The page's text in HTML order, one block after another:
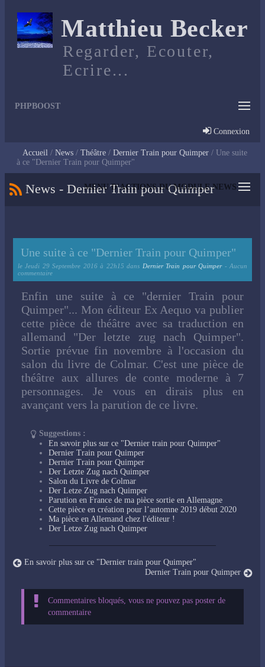
Matthieu Becker
Regarder, Ecouter,
Ecrire...
PHPBOOST
Connexion
Accueil News Théâtre Dernier Train pour Quimper
Une suite
à ce "Dernier Train pour Quimper"
MENU D'ACTIONS DU MODULE NEWS
News - Dernier Train pour Quimper
Une suite à ce "Dernier Train pour Quimper"
leJeudi 29 Septembre 2016 à 22h15 dans Dernier Train pour Quimper- Aucun
commentaire
Enfin une suite à ce "dernier Train pour
Quimper"... Mon éditeur Ex Aequo va publier
cette pièce de théâtre avec sa traduction en
allemand "Der letzte zug nach Quimper".
Sortie prévue fin novembre à l'occasion du
salon du livre de Colmar. C'est une pièce de
théâtre aux allures de conte moderne à 7
personnages. Je vous en dirais plus en
avançant vers la parution de ce livre.
Suggestions :
En savoir plus sur ce "Dernier train pour Quimper"
Dernier Train pour Quimper
Dernier Train pour Quimper
Der Letzte Zug nach Quimper
Salon du Livre de Colmar
Der Letze Zug nach Quimper
Parution en France de ma pièce sortie en Allemagne
Cette pièce en création pour l’automne 2019 début 2020
Ma pièce en Allemand chez l'éditeur !
Der Letze Zug nach Quimper
En savoir plus sur ce "Dernier train pour Quimper"
Dernier Train pour Quimper
Commentaires bloqués, vous ne pouvez pas poster de
commentaire